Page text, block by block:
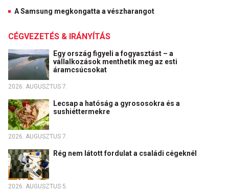
A Samsung megkongatta a vészharangot
CÉGVEZETÉS & IRÁNYÍTÁS
Egy ország figyeli a fogyasztást – a
vállalkozások menthetik meg az esti
áramcsúcsokat
2026. AUGUSZTUS 7.
Lecsap a hatóság a gyrososokra és a
sushiéttermekre
2026. AUGUSZTUS 7.
Rég nem látott fordulat a családi cégeknél
2026. AUGUSZTUS 5.